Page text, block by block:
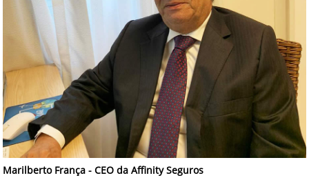
Marilberto França - CEO da Affinity Seguros